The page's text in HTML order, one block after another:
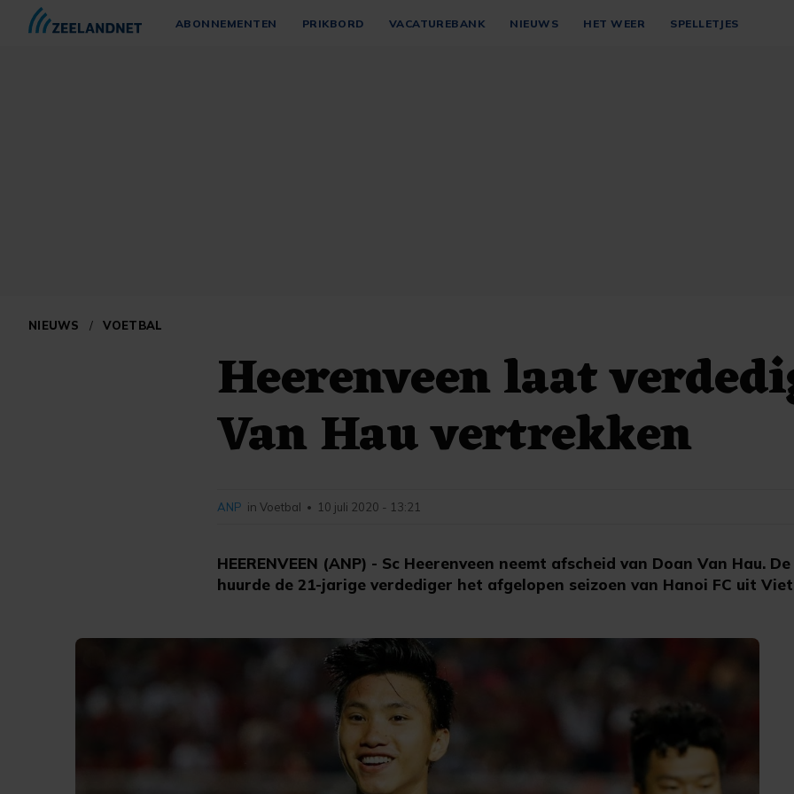
ABONNEMENTEN PRIKBORD VACATUREBANK NIEUWS HET WEER SPELLETJES
NIEUWS / VOETBAL
Heerenveen laat
Van Hau vertrekken
HEERENVEEN (ANP) - Sc Heerenveen neemt afscheid van Doan Van Hau.
huurde de 21-jarige verdediger het afgelopen seizoen van Hanoi FC uit
ANP in Voetbal • 10 juli 2020 - 13:21